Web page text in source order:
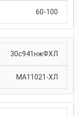
60-100
30с941нжФХЛ
МА11021-ХЛ